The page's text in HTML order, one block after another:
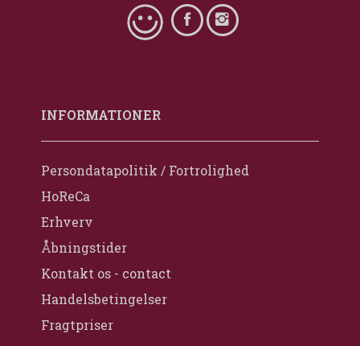
INFORMATIONER
Persondatapolitik / Fortrolighed
HoReCa
Erhverv
Åbningstider
Kontakt os - contact
Handelsbetingelser
Fragtpriser